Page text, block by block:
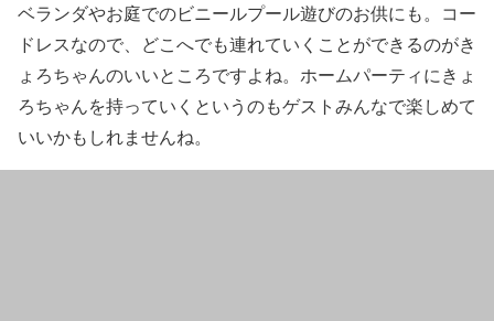
ベランダやお庭でのビニールプール遊びのお供にも。コー
ドレスなので、どこへでも連れていくことができるのがき
ょろちゃんのいいところですよね。ホームパーティにきょ
ろちゃんを持っていくというのもゲストみんなで楽しめて
いいかもしれませんね。